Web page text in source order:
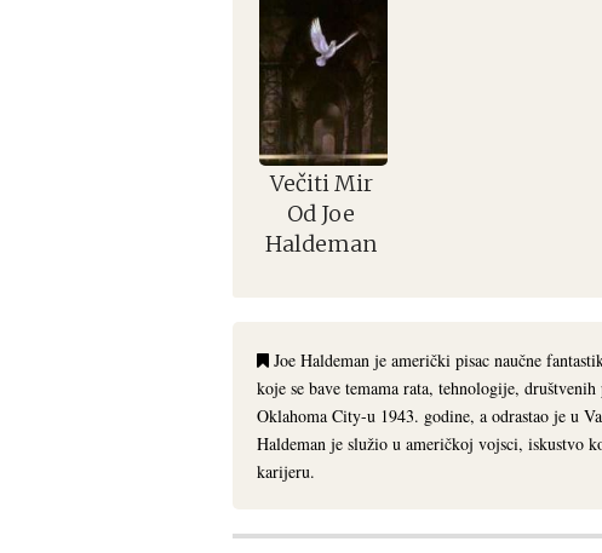
Večiti Mir
Od Joe
Haldeman
Joe Haldeman je američki pisac naučne
koje se bave temama rata, tehnologije,
Oklahoma City-u 1943. godine, a odrastao je u
Haldeman je služio u američkoj vojsci, iskustvo
karijeru.